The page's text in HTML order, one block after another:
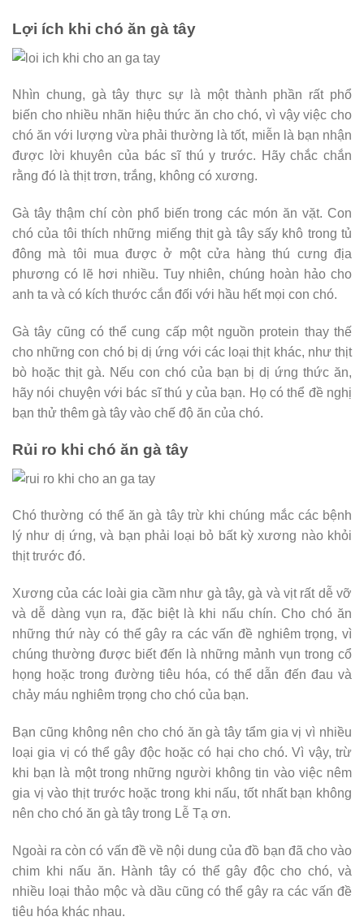
Lợi ích khi chó ăn gà tây
Nhìn chung, gà tây thực sự là một thành phần rất phổ
biến cho nhiều nhãn hiệu thức ăn cho chó, vì vậy việc cho
chó ăn với lượng vừa phải thường là tốt, miễn là bạn nhận
được lời khuyên của bác sĩ thú y trước. Hãy chắc chắn
rằng đó là thịt trơn, trắng, không có xương.
Gà tây thậm chí còn phổ biến trong các món ăn vặt. Con
chó của tôi thích những miếng thịt gà tây sấy khô trong tủ
đông mà tôi mua được ở một cửa hàng thú cưng địa
phương có lẽ hơi nhiều. Tuy nhiên, chúng hoàn hảo cho
anh ta và có kích thước cắn đối với hầu hết mọi con chó.
Gà tây cũng có thể cung cấp một nguồn protein thay thế
cho những con chó bị dị ứng với các loại thịt khác, như thịt
bò hoặc thịt gà. Nếu con chó của bạn bị dị ứng thức ăn,
hãy nói chuyện với bác sĩ thú y của bạn. Họ có thể đề nghị
bạn thử thêm gà tây vào chế độ ăn của chó.
Rủi ro khi chó ăn gà tây
Chó thường có thể ăn gà tây trừ khi chúng mắc các bệnh
lý như dị ứng, và bạn phải loại bỏ bất kỳ xương nào khỏi
thịt trước đó.
Xương của các loài gia cầm như gà tây, gà và vịt rất dễ vỡ
và dễ dàng vụn ra, đặc biệt là khi nấu chín. Cho chó ăn
những thứ này có thể gây ra các vấn đề nghiêm trọng, vì
chúng thường được biết đến là những mảnh vụn trong cổ
họng hoặc trong đường tiêu hóa, có thể dẫn đến đau và
chảy máu nghiêm trọng cho chó của bạn.
Bạn cũng không nên cho chó ăn gà tây tẩm gia vị vì nhiều
loại gia vị có thể gây độc hoặc có hại cho chó. Vì vậy, trừ
khi bạn là một trong những người không tin vào việc nêm
gia vị vào thịt trước hoặc trong khi nấu, tốt nhất bạn không
nên cho chó ăn gà tây trong Lễ Tạ ơn.
Ngoài ra còn có vấn đề về nội dung của đồ bạn đã cho vào
chim khi nấu ăn. Hành tây có thể gây độc cho chó, và
nhiều loại thảo mộc và dầu cũng có thể gây ra các vấn đề
tiêu hóa khác nhau.